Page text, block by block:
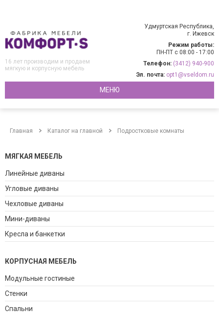
Удмуртская Республика,
г. Ижевск
Режим работы:
ПН-ПТ с 08:00 - 17:00
Телефон: (3412) 940-900
Эл. почта: opt1@vseldom.ru
16 лет производим и продаем
мягкую и корпусную мебель
МЕНЮ
Главная Каталог на главной Подростковые комнаты
МЯГКАЯ МЕБЕЛЬ
Линейные диваны
Угловые диваны
Чехловые диваны
Мини-диваны
Кресла и банкетки
КОРПУСНАЯ МЕБЕЛЬ
Модульные гостиные
Стенки
Спальни